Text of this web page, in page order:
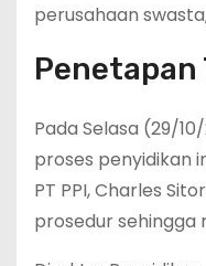
perusahaan
Penetapan
Pada Selasa (29/
proses penyidikan
PT PPI, Charles
prosedur sehingga